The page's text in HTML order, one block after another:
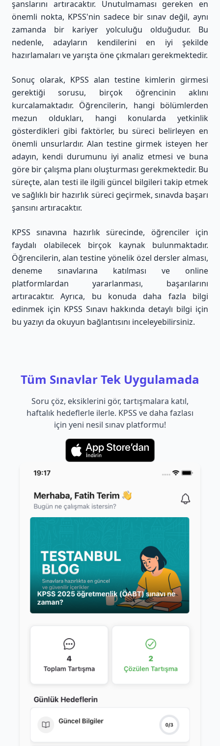
şanslarını artıracaktır. Unutulmaması gereken en
önemli nokta, KPSS'nin sadece bir sınav değil, aynı
zamanda bir kariyer yolculuğu olduğudur. Bu
nedenle, adayların kendilerini en iyi şekilde
hazırlamaları ve yarışta öne çıkmaları gerekmektedir.
Sonuç olarak, KPSS alan testine kimlerin girmesi
gerektiği sorusu, birçok öğrencinin aklını
kurcalamaktadır. Öğrencilerin, hangi bölümlerden
mezun oldukları, hangi konularda yetkinlik
gösterdikleri gibi faktörler, bu süreci belirleyen en
önemli unsurlardır. Alan testine girmek isteyen her
adayın, kendi durumunu iyi analiz etmesi ve buna
göre bir çalışma planı oluşturması gerekmektedir. Bu
süreçte, alan testi ile ilgili güncel bilgileri takip etmek
ve sağlıklı bir hazırlık süreci geçirmek, sınavda başarı
şansını artıracaktır.
KPSS sınavına hazırlık sürecinde, öğrenciler için
faydalı olabilecek birçok kaynak bulunmaktadır.
Öğrencilerin, alan testine yönelik özel dersler alması,
deneme sınavlarına katılması ve online
platformlardan yararlanması, başarılarını
artıracaktır. Ayrıca, bu konuda daha fazla bilgi
edinmek için KPSS Sınavı hakkında detaylı bilgi için
bu yazıyı da okuyun bağlantısını inceleyebilirsiniz.
Tüm Sınavlar Tek Uygulamada
Soru çöz, eksiklerini gör, tartışmalara katıl,
haftalık hedeflerle ilerle. KPSS ve daha fazlası
için yeni nesil sınav platformu!